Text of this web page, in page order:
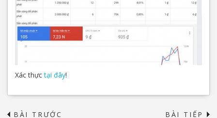
Xác thựctại đây!
BÀI TRƯỚC BÀI TIẾP →